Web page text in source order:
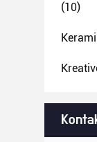
(10)